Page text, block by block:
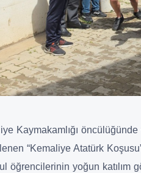
Kaymakamlığı
“Kemaliye Atatürk
öğrencilerinin yoğun katılım